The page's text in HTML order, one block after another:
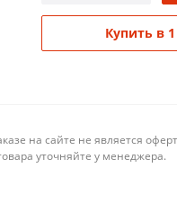
Купить в
на сайте не является
уточняйте у менеджера.